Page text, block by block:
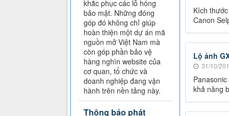
Kích
Canon
Lộ ảnh
31/10/
khả năng
khắc phục các lỗ hổng
bảo mật. Những đóng
góp đó không chỉ giúp
hoàn thiện một dự án mã
nguồn mở Việt Nam mà
còn góp phần bảo vệ
hàng nghìn website của
cơ quan, tổ chức và
doanh nghiệp đang vận
hành trên nền tảng này.
Thông báo phát